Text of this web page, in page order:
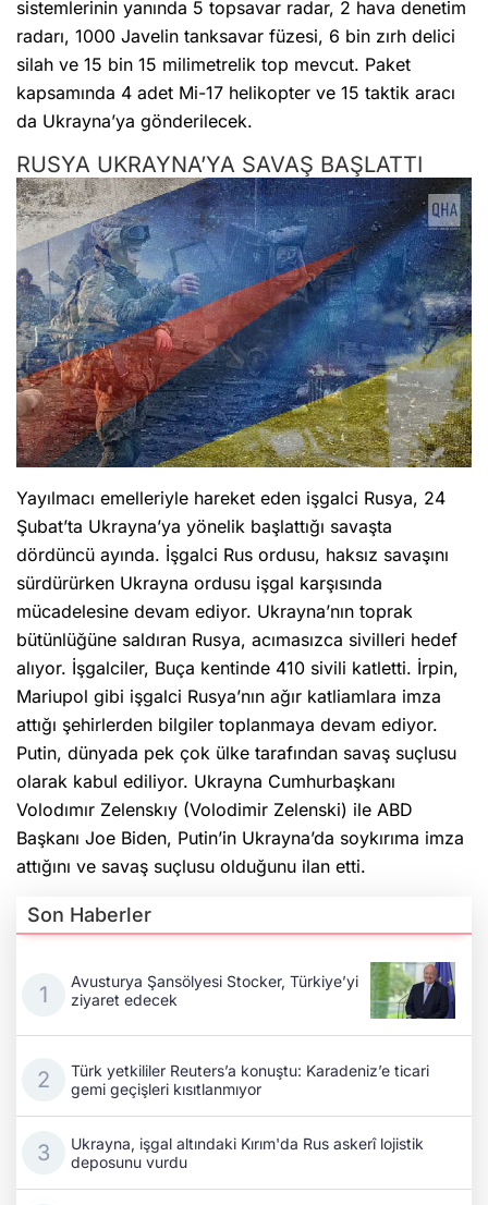
sistemlerinin yanında 5 topsavar radar, 2 hava denetim
radarı, 1000 Javelin tanksavar füzesi, 6 bin zırh delici
silah ve 15 bin 15 milimetrelik top mevcut. Paket
kapsamında 4 adet Mi-17 helikopter ve 15 taktik aracı
da Ukrayna’ya gönderilecek.
RUSYA UKRAYNA’YA SAVAŞ BAŞLATTI
Yayılmacı emelleriyle hareket eden işgalci Rusya, 24
Şubat’ta Ukrayna’ya yönelik başlattığı savaşta
dördüncü ayında. İşgalci Rus ordusu, haksız savaşını
sürdürürken Ukrayna ordusu işgal karşısında
mücadelesine devam ediyor. Ukrayna’nın toprak
bütünlüğüne saldıran Rusya, acımasızca sivilleri hedef
alıyor. İşgalciler, Buça kentinde 410 sivili katletti. İrpin,
Mariupol gibi işgalci Rusya’nın ağır katliamlara imza
attığı şehirlerden bilgiler toplanmaya devam ediyor.
Putin, dünyada pek çok ülke tarafından savaş suçlusu
olarak kabul ediliyor. Ukrayna Cumhurbaşkanı
Volodımır Zelenskıy (Volodimir Zelenski) ile ABD
Başkanı Joe Biden, Putin’in Ukrayna’da soykırıma imza
attığını ve savaş suçlusu olduğunu ilan etti.
Son Haberler
Avusturya Şansölyesi Stocker, Türkiye’yi
ziyaret edecek
Türk yetkililer Reuters’a konuştu: Karadeniz’e ticari
gemi geçişleri kısıtlanmıyor
Ukrayna, işgal altındaki Kırım'da Rus askerî lojistik
deposunu vurdu